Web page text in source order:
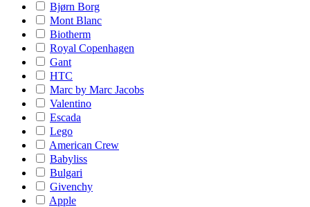
Bjørn Borg
Mont Blanc
Biotherm
Royal Copenhagen
Gant
HTC
Marc by Marc Jacobs
Valentino
Escada
Lego
American Crew
Babyliss
Bulgari
Givenchy
Apple